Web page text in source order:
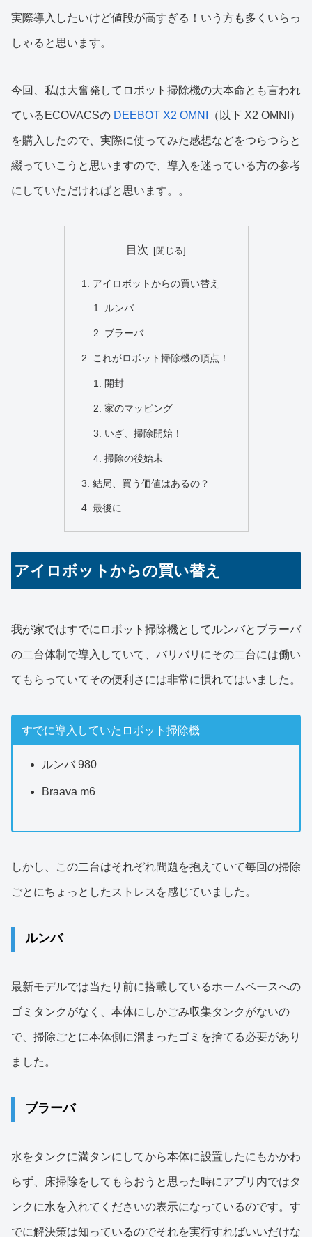
実際導入したいけど値段が高すぎる！いう方も多くいらっ
しゃると思います。
今回、私は大奮発してロボット掃除機の大本命とも言われ
ているECOVACSの DEEBOT X2 OMNI （以下 X2 OMNI）
を購入したので、実際に使ってみた感想などをつらつらと
綴っていこうと思いますので、導入を迷っている方の参考
にしていただければと思います。。
目次
アイロボットからの買い替え
ルンバ
ブラーバ
これがロボット掃除機の頂点！
開封
家のマッピング
いざ、掃除開始！
掃除の後始末
結局、買う価値はあるの？
最後に
アイロボットからの買い替え
我が家ではすでにロボット掃除機としてルンバとブラーバ
の二台体制で導入していて、バリバリにその二台には働い
てもらっていてその便利さには非常に慣れてはいました。
すでに導入していたロボット掃除機
ルンバ 980
Braava m6
しかし、この二台はそれぞれ問題を抱えていて毎回の掃除
ごとにちょっとしたストレスを感じていました。
ルンバ
最新モデルでは当たり前に搭載しているホームベースへの
ゴミタンクがなく、本体にしかごみ収集タンクがないの
で、掃除ごとに本体側に溜まったゴミを捨てる必要があり
ました。
ブラーバ
水をタンクに満タンにしてから本体に設置したにもかかわ
らず、床掃除をしてもらおうと思った時にアプリ内ではタ
ンクに水を入れてくださいの表示になっているのです。す
でに解決策は知っているのでそれを実行すればいいだけな